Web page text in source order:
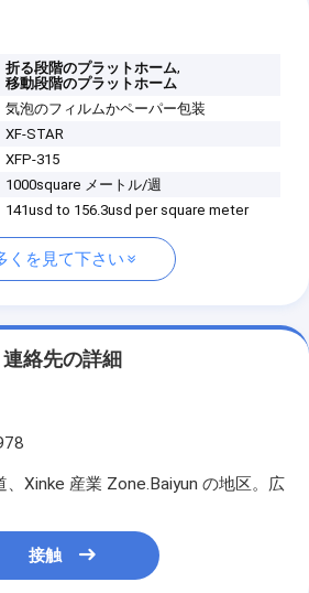
折る段階のプラットホーム,
移動段階のプラットホーム
気泡のフィルムかペーパー包装
XF-STAR
XFP-315
1000square メートル/週
141usd to 156.3usd per square meter
くを見て下さい
連絡先の詳細
、Xinke 産業 Zone.Baiyun の地区。広
接触